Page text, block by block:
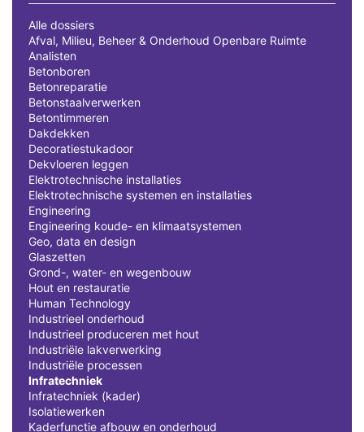
Alle dossiers
Afval, Milieu, Beheer & Onderhoud Openbare Ruimte
Analisten
Betonboren
Betonreparatie
Betonstaalverwerken
Betontimmeren
Dakdekken
Decoratiestukadoor
Dekvloeren leggen
Elektrotechnische installaties
Elektrotechnische systemen en installaties
Engineering
Engineering koude- en klimaatsystemen
Geo, data en design
Glaszetten
Grond-, water- en wegenbouw
Hout en restauratie
Human Technology
Industrieel onderhoud
Industrieel produceren met hout
Industriële lakverwerking
Industriële processen
Infratechniek
Infratechniek (kader)
Isolatiewerken
Kaderfunctie afbouw en onderhoud